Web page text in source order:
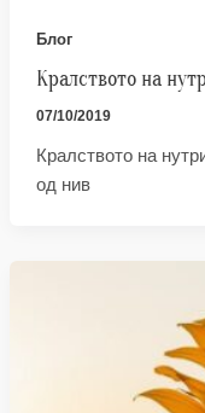
Блог
Кралството на
07/10/2019
Кралството на
од нив